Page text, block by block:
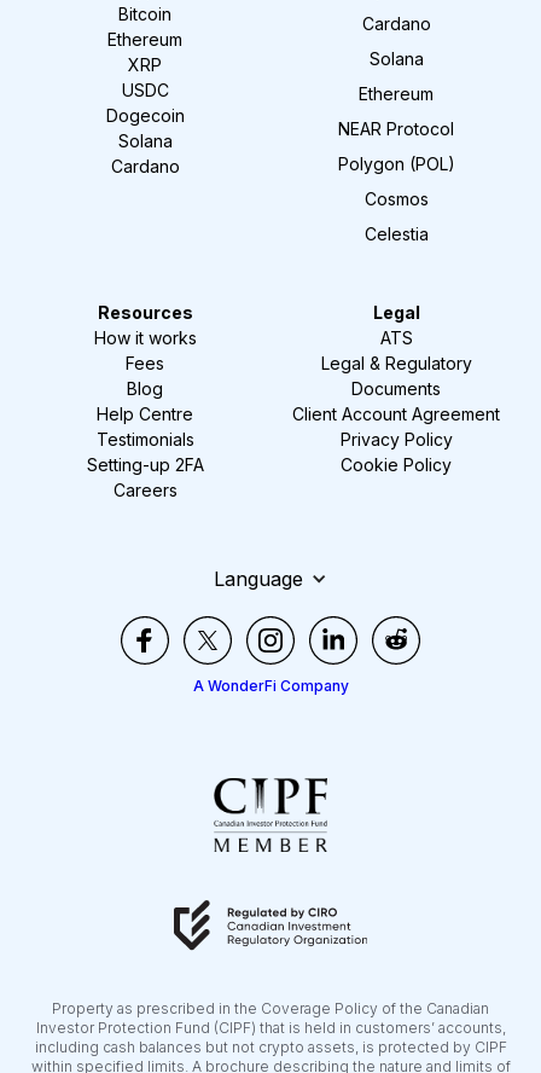
Bitcoin
Ethereum
XRP
USDC
Dogecoin
Solana
Cardano
Cardano
Solana
Ethereum
NEAR Protocol
Polygon (POL)
Cosmos
Celestia
Resources
How it works
Fees
Blog
Help Centre
Testimonials
Setting-up 2FA
Careers
Legal
ATS
Legal & Regulatory
Documents
Client Account Agreement
Privacy Policy
Cookie Policy
Language
A WonderFi Company
Property as prescribed in the Coverage Policy of the Canadian
Investor Protection Fund (CIPF) that is held in customers’ accounts,
including cash balances but not crypto assets, is protected by CIPF
within specified limits. A brochure describing the nature and limits of